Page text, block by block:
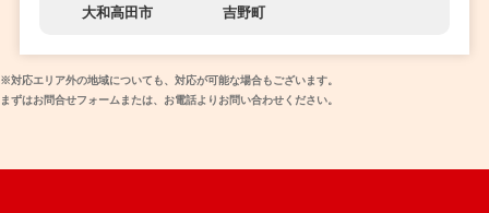
大和高田市
吉野町
※対応エリア外の地域についても、対応が可能な場合もございます。
まずはお問合せフォームまたは、お電話よりお問い合わせください。